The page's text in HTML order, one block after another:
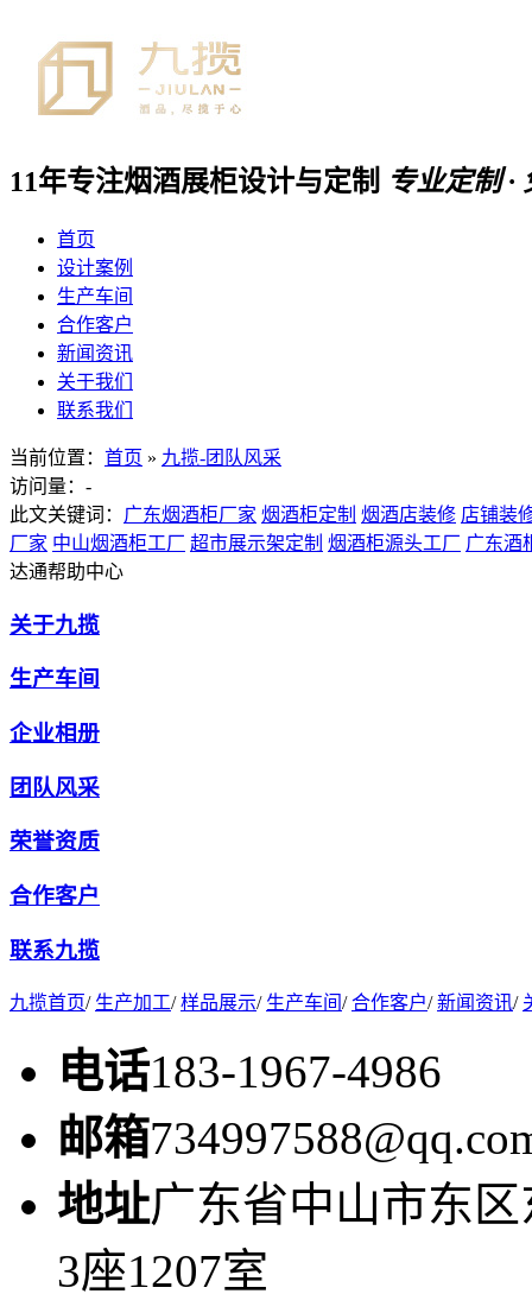
11年专注烟酒展柜设计与定制 专业定制 ·
首页
设计案例
生产车间
合作客户
新闻资讯
关于我们
联系我们
当前位置： 首页 » 九揽-团队风采
访问量： -
此文关键词： 广东烟酒柜厂家 烟酒柜定制 烟酒店装修 店铺装
厂家 中山烟酒柜工厂 超市展示架定制 烟酒柜源头工厂 广东酒
达通帮助中心
关于九揽
生产车间
企业相册
团队风采
荣誉资质
合作客户
联系九揽
九揽首页/ 生产加工/样品展示/ 生产车间/合作客户/新闻资讯/
电话183-1967-4986
邮箱
地址广东省中山市东
3座1207室